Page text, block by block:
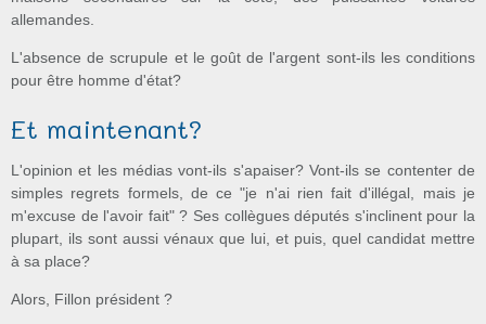
allemandes.
L'absence de scrupule et le goût de l'argent sont-ils les conditions
pour être homme d'état?
Et maintenant?
L'opinion et les médias vont-ils s'apaiser? Vont-ils se contenter de
simples regrets formels, de ce "je n'ai rien fait d'illégal, mais je
m'excuse de l'avoir fait" ? Ses collègues députés s'inclinent pour la
plupart, ils sont aussi vénaux que lui, et puis, quel candidat mettre
à sa place?
Alors, Fillon président ?